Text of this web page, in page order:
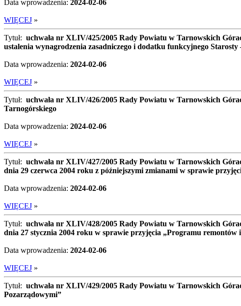
Data wprowadzenia: 2024-02-06
WIĘCEJ »
Tytuł: uchwała nr XLIV/425/2005 Rady Powiatu w Tarnowskich
ustalenia wynagrodzenia zasadniczego i dodatku funkcyjnego
Data wprowadzenia: 2024-02-06
WIĘCEJ »
Tytuł: uchwała nr XLIV/426/2005 Rady Powiatu w Tarnowskich
Tarnogórskiego
Data wprowadzenia: 2024-02-06
WIĘCEJ »
Tytuł: uchwała nr XLIV/427/2005 Rady Powiatu w Tarnowskich
dnia 29 czerwca 2004 roku z późniejszymi zmianami w sprawie
Data wprowadzenia: 2024-02-06
WIĘCEJ »
Tytuł: uchwała nr XLIV/428/2005 Rady Powiatu w Tarnowskich
dnia 27 stycznia 2004 roku w sprawie przyjęcia „Programu
Data wprowadzenia: 2024-02-06
WIĘCEJ »
Tytuł: uchwała nr XLIV/429/2005 Rady Powiatu w Tarnowskich
Pozarządowymi”